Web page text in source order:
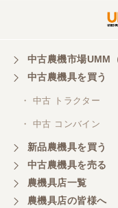
中古農機市場UMM
中古農機具を買う
・ 中古 トラクター
・ 中古 コンバイン
新品農機具を買う
中古農機具を売る
農機具店一覧
農機具店の皆様へ